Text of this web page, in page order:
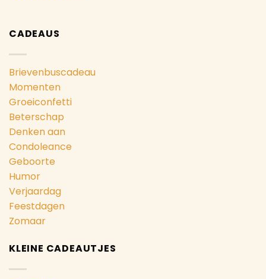
CADEAUS
Brievenbuscadeau
Momenten
Groeiconfetti
Beterschap
Denken aan
Condoleance
Geboorte
Humor
Verjaardag
Feestdagen
Zomaar
KLEINE CADEAUTJES